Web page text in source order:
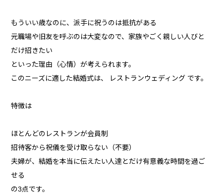
もういい歳なのに、派手に祝うのは抵抗がある
元職場や旧友を呼ぶのは大変なので、家族やごく親しい人びと
だけ招きたい
といった理由（心情）が考えられます。
このニーズに適した結婚式は、 レストランウェディング です。
特徴は
ほとんどのレストランが会員制
招待客から祝儀を受け取らない（不要）
夫婦が、結婚を本当に伝えたい人達とだけ有意義な時間を過ご
せる
の3点です。